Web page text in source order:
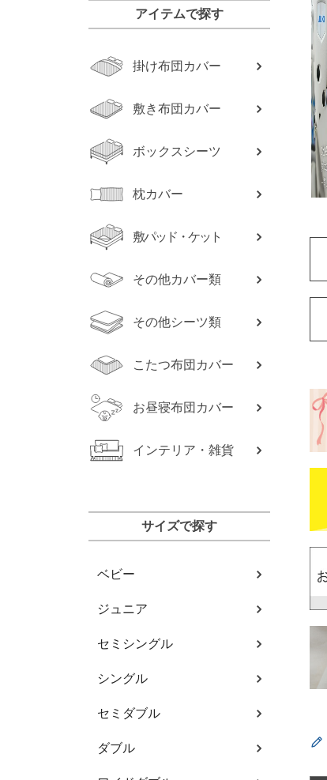
アイテムで探す
掛け布団カバー
敷き布団カバー
ボックスシーツ
枕カバー
敷パッド・ケット
その他カバー類
その他シーツ類
こたつ布団カバー
お昼寝布団カバー
インテリア・雑貨
サイズで探す
ベビー
ジュニア
セミシングル
シングル
セミダブル
ダブル